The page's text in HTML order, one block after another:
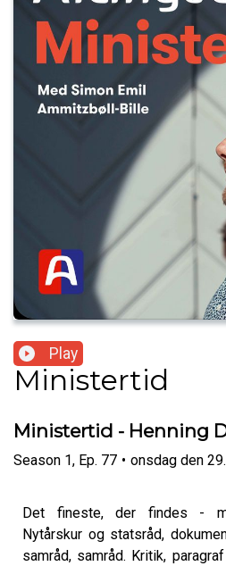
Play
Ministertid
Ministertid - Henning
Season 1, Ep. 77 • onsdag den
Det fineste, der findes -
Nytårskur og statsråd,
samråd, samråd. Kritik,